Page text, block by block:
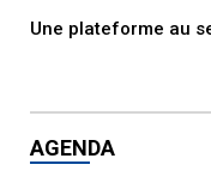
Une plateforme au
AGENDA